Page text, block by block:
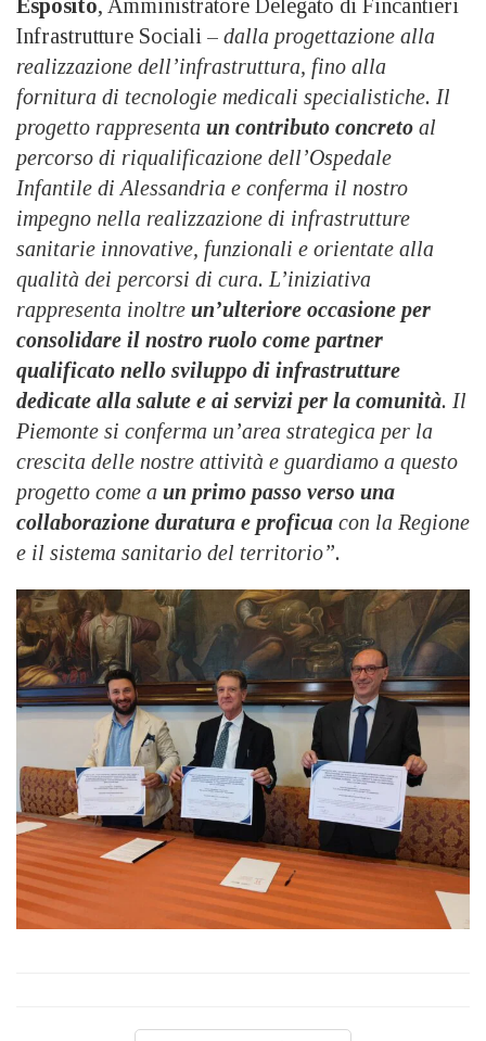
Esposito, Amministratore Delegato di Fincantieri
Infrastrutture Sociali – dalla progettazione alla
realizzazione dell’infrastruttura, fino alla
fornitura di tecnologie medicali specialistiche. Il
progetto rappresenta un contributo concreto al
percorso di riqualificazione dell’Ospedale
Infantile di Alessandria e conferma il nostro
impegno nella realizzazione di infrastrutture
sanitarie innovative, funzionali e orientate alla
qualità dei percorsi di cura. L’iniziativa
rappresenta inoltre un’ulteriore occasione per
consolidare il nostro ruolo come partner
qualificato nello sviluppo di infrastrutture
dedicate alla salute e ai servizi per la comunità. Il
Piemonte si conferma un’area strategica per la
crescita delle nostre attività e guardiamo a questo
progetto come a un primo passo verso una
collaborazione duratura e proficua con la Regione
e il sistema sanitario del territorio”.